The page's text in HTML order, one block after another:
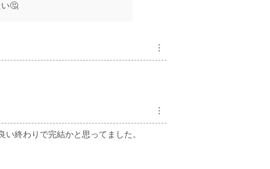
🤔
︙
︙
終わりで完結かと思ってました。